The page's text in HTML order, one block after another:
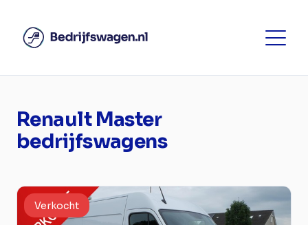
Renault Master
bedrijfswagens
Verkocht